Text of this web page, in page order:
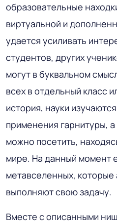
образовательные
виртуальной и
удается усиливать
студентов, других
могут в буквальном
всех в отдельный класс
история, науки
применения гарнитуры,
можно посетить,
мире. На данный момент
метавселенных, которые
выполняют свою задачу.
Вместе с описанными